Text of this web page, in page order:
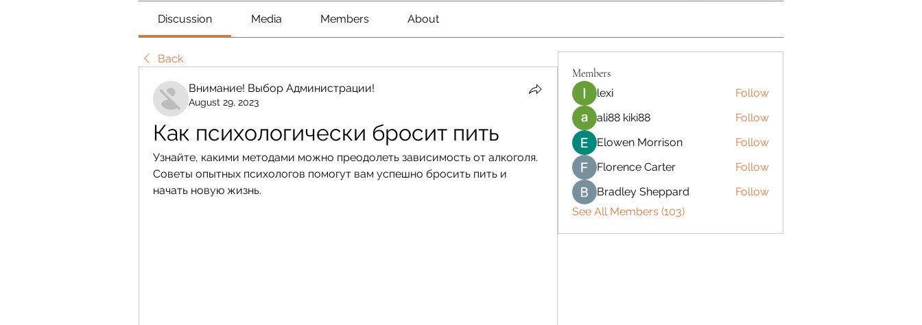
Discussion Media Members About
Back
Внимание! Выбор Администрации!
August 29, 2023
Как психологически бросит пить
Узнайте, какими методами можно преодолеть зависимость от алкоголя.
Советы опытных психологов помогут вам успешно бросить пить и
начать новую жизнь.
Members
lexi
Follow
ali88 kiki88
Follow
Elowen Morrison
Follow
Florence Carter
Follow
Bradley Sheppard
Follow
See All Members (103)